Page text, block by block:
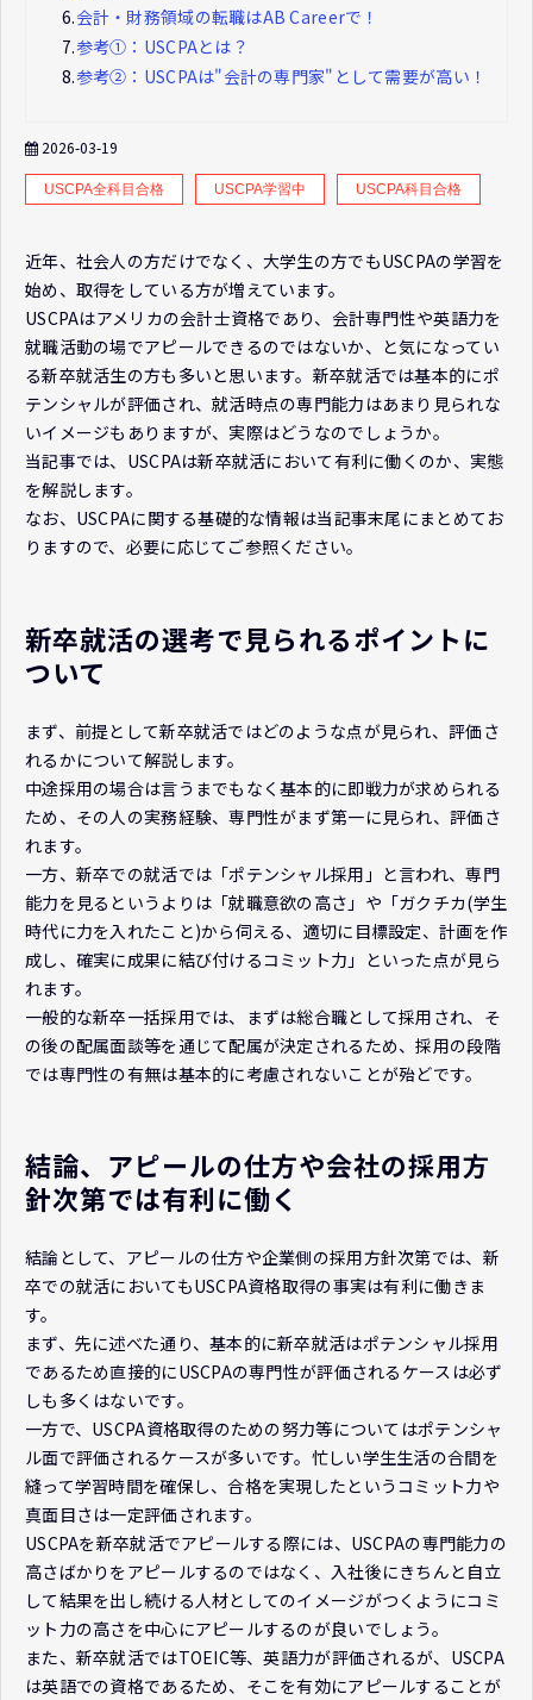
6.会計・財務領域の転職はAB Careerで！
7.参考①：USCPAとは？
8.参考②：USCPAは"会計の専門家"として需要が高い！
2026-03-19
USCPA全科目合格 USCPA学習中 USCPA科目合格
近年、社会人の方だけでなく、大学生の方でもUSCPAの学習を
始め、取得をしている方が増えています。
USCPAはアメリカの会計士資格であり、会計専門性や英語力を
就職活動の場でアピールできるのではないか、と気になってい
る新卒就活生の方も多いと思います。新卒就活では基本的にポ
テンシャルが評価され、就活時点の専門能力はあまり見られな
いイメージもありますが、実際はどうなのでしょうか。
当記事では、USCPAは新卒就活において有利に働くのか、実態
を解説します。
なお、USCPAに関する基礎的な情報は当記事末尾にまとめてお
りますので、必要に応じてご参照ください。
新卒就活の選考で見られるポイントに
ついて
まず、前提として新卒就活ではどのような点が見られ、評価さ
れるかについて解説します。
中途採用の場合は言うまでもなく基本的に即戦力が求められる
ため、その人の実務経験、専門性がまず第一に見られ、評価さ
れます。
一方、新卒での就活では「ポテンシャル採用」と言われ、専門
能力を見るというよりは「就職意欲の高さ」や「ガクチカ(学生
時代に力を入れたこと)から伺える、適切に目標設定、計画を作
成し、確実に成果に結び付けるコミット力」といった点が見ら
れます。
一般的な新卒一括採用では、まずは総合職として採用され、そ
の後の配属面談等を通じて配属が決定されるため、採用の段階
では専門性の有無は基本的に考慮されないことが殆どです。
結論、アピールの仕方や会社の採用方
針次第では有利に働く
結論として、アピールの仕方や企業側の採用方針次第では、新
卒での就活においてもUSCPA資格取得の事実は有利に働きま
す。
まず、先に述べた通り、基本的に新卒就活はポテンシャル採用
であるため直接的にUSCPAの専門性が評価されるケースは必ず
しも多くはないです。
一方で、USCPA資格取得のための努力等についてはポテンシャ
ル面で評価されるケースが多いです。忙しい学生生活の合間を
縫って学習時間を確保し、合格を実現したというコミット力や
真面目さは一定評価されます。
USCPAを新卒就活でアピールする際には、USCPAの専門能力の
高さばかりをアピールするのではなく、入社後にきちんと自立
して結果を出し続ける人材としてのイメージがつくようにコミ
ット力の高さを中心にアピールするのが良いでしょう。
また、新卒就活ではTOEIC等、英語力が評価されるが、USCPA
は英語での資格であるため、そこを有効にアピールすることが